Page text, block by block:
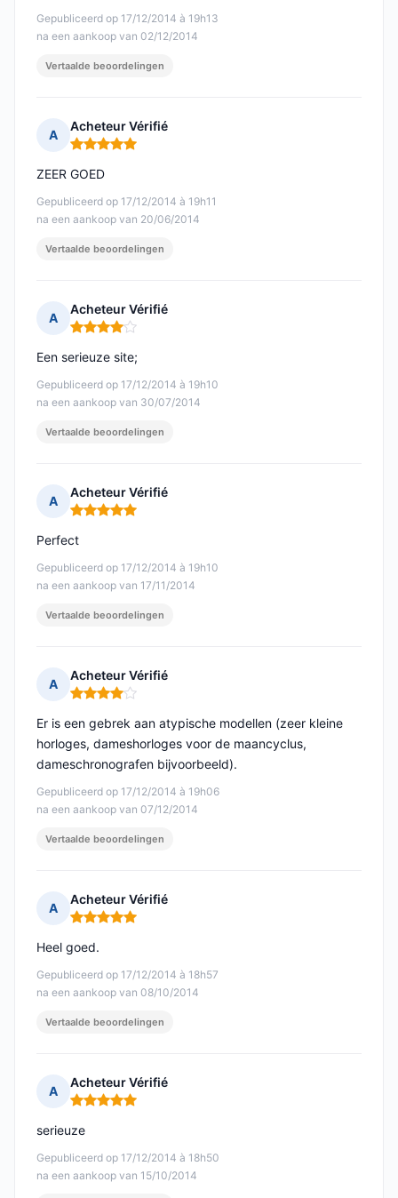
Gepubliceerd op 17/12/2014 à 19h13
na een aankoop van 02/12/2014
Vertaalde beoordelingen
A
Acheteur Vérifié
Opmerking: 5 van 5
Gepubliceerd op 17/12/2014 à 19h11
na een aankoop van 20/06/2014
ZEER GOED
Vertaalde beoordelingen
A
Acheteur Vérifié
Opmerking: 4 van 5
Gepubliceerd op 17/12/2014 à 19h10
na een aankoop van 30/07/2014
Een serieuze site;
Vertaalde beoordelingen
A
Acheteur Vérifié
Opmerking: 5 van 5
Gepubliceerd op 17/12/2014 à 19h10
na een aankoop van 17/11/2014
Perfect
Vertaalde beoordelingen
A
Acheteur Vérifié
Opmerking: 4 van 5
Gepubliceerd op 17/12/2014 à 19h06
na een aankoop van 07/12/2014
Er is een gebrek aan atypische modellen (zeer kleine
horloges, dameshorloges voor de maancyclus,
dameschronografen bijvoorbeeld).
Vertaalde beoordelingen
A
Acheteur Vérifié
Opmerking: 5 van 5
Gepubliceerd op 17/12/2014 à 18h57
na een aankoop van 08/10/2014
Heel goed.
Vertaalde beoordelingen
A
Acheteur Vérifié
Opmerking: 5 van 5
Gepubliceerd op 17/12/2014 à 18h50
na een aankoop van 15/10/2014
serieuze